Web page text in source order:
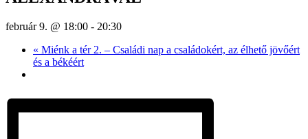
február 9. @ 18:00 - 20:30
« Miénk a tér 2. – Családi nap a családokért, az élhető jövőért
és a békéért